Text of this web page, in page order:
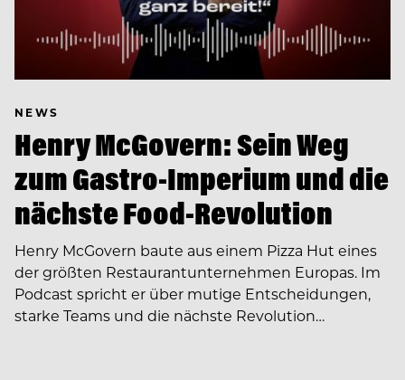
NEWS
Henry McGovern: Sein Weg
zum Gastro-Imperium und die
nächste Food-Revolution
Henry McGovern baute aus einem Pizza Hut eines
der größten Restaurantunternehmen Europas. Im
Podcast spricht er über mutige Entscheidungen,
starke Teams und die nächste Revolution…